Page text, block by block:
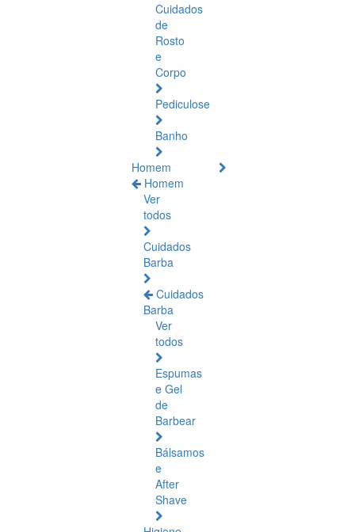
Cuidados
de
Rosto
e
Corpo
Pediculose
Banho
Homem
Homem
Ver
todos
Cuidados
Barba
Cuidados
Barba
Ver
todos
Espumas
e Gel
de
Barbear
Bálsamos
e
After
Shave